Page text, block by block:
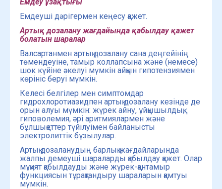
Емдеуші дәрігермен кеңесу қажет.
Артық дозалану жағдайында қабылдау қажет
болатын шаралар
Валсартанмен артық дозалану сана деңгейінің
төмендеуіне, тамыр коллапсына және (немесе)
шок күйіне әкелуі мүмкін айқын гипотензиямен
көрініс беруі мүмкін.
Келесі белгілер мен симптомдар
гидрохлоротиазидпен артық дозалану кезінде де
орын алуы мүмкін: жүрек айну, ұйқышылдық,
гиповолемия, әрі аритмиялармен және
бұлшықеттер түйілуімен байланысты
электролиттік бұзылулар.
Артық дозаланудың барлық жағдайларында
жалпы демеуші шараларды қабылдау қажет. Олар
мұқият қабылдауды және жүрек-қантамыр
функциясын тұрақтандыру шараларын қамтуы
мүмкін.